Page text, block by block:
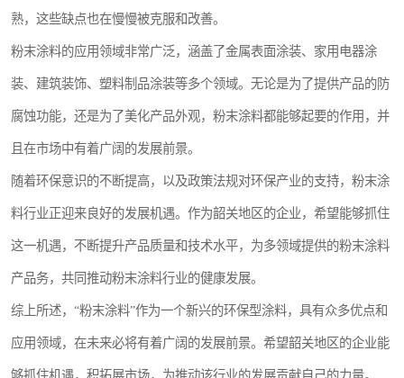
熟，这些缺点也在慢慢被克服和改善。
粉末涂料的应用领域非常广泛，涵盖了金属表面涂装、家用电器涂
装、建筑装饰、塑料制品涂装等多个领域。无论是为了提供产品的防
腐蚀功能，还是为了美化产品外观，粉末涂料都能够起要的作用，并
且在市场中有着广阔的发展前景。
随着环保意识的不断提高，以及政策法规对环保产业的支持，粉末涂
料行业正迎来良好的发展机遇。作为韶关地区的企业，希望能够抓住
这一机遇，不断提升产品质量和技术水平，为多领域提供的粉末涂料
产品务，共同推动粉末涂料行业的健康发展。
综上所述，“粉末涂料”作为一个新兴的环保型涂料，具有众多优点和
应用领域，在未来必将有着广阔的发展前景。希望韶关地区的企业能